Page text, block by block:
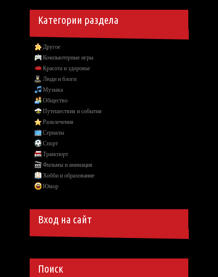
Категории раздела
Другое
Компьютерные игры
Красота и здоровье
Люди и блоги
Музыка
Общество
Путешествия и события
Развлечения
Сериалы
Спорт
Транспорт
Фильмы и анимация
Хобби и образование
Юмор
Вход на сайт
Поиск